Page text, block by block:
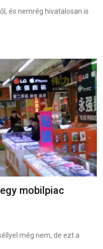
és nemrég hivatalosan is
mobilpiac
még nem, de ezt a